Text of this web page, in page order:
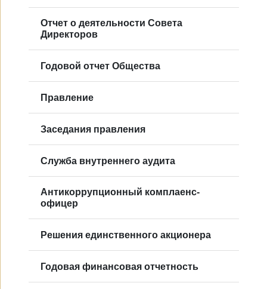
Отчет о деятельности Совета
Директоров
Годовой отчет Общества
Правление
Заседания правления
Служба внутреннего аудита
Антикоррупционный комплаенс-
офицер
Решения единственного акционера
Годовая финансовая отчетность